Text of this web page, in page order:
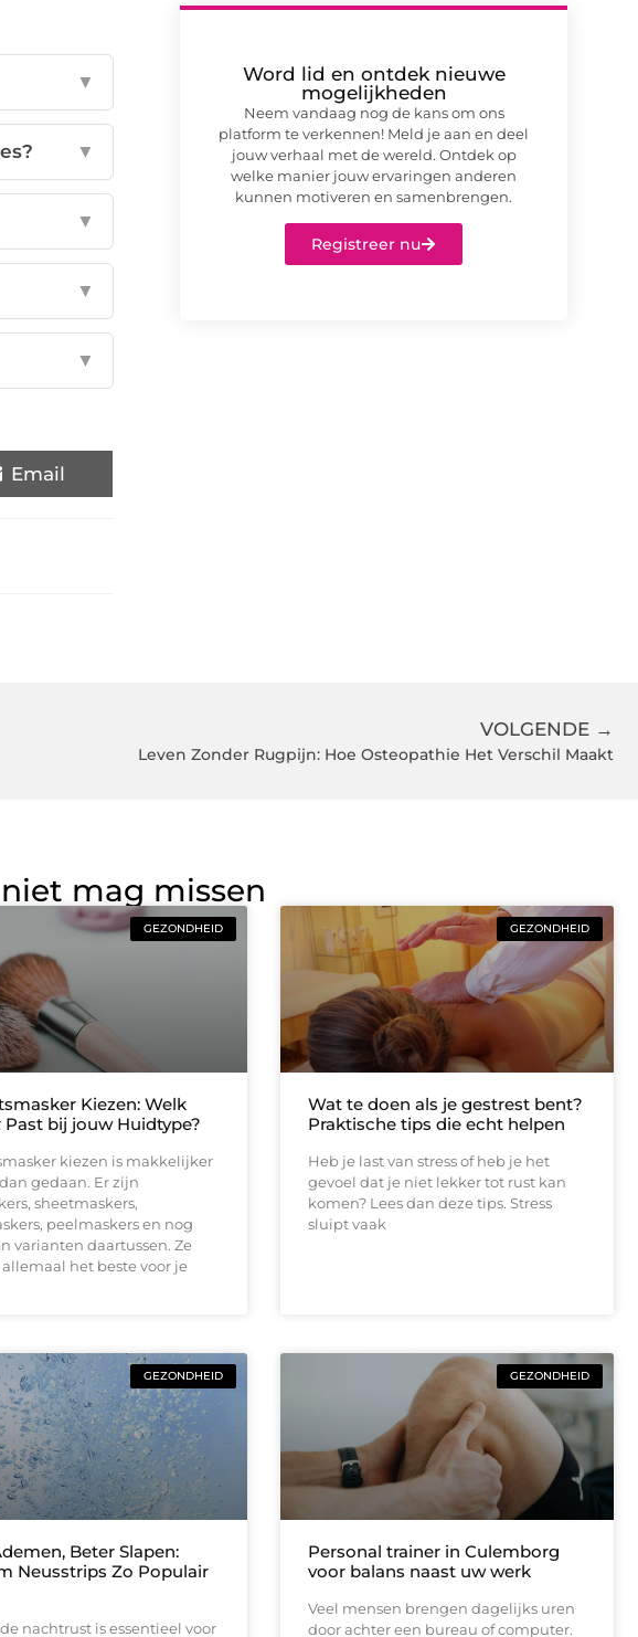
▼
▼
▼
▼
▼
Email
Word lid en ontdek nieuwe
mogelijkheden
Neem vandaag nog de kans om ons
platform te verkennen! Meld je aan en deel
jouw verhaal met de wereld. Ontdek op
welke manier jouw ervaringen anderen
kunnen motiveren en samenbrengen.
Registreer nu
VOLGENDE →
Leven Zonder Rugpijn: Hoe Osteopathie Het Verschil Maakt
mag missen
GEZONDHEID
Kiezen: Welk
Past bij jouw Huidtype?
kiezen is makkelijker
gedaan. Er zijn
sheetmaskers,
peelmaskers en nog
varianten daartussen. Ze
het beste voor je
GEZONDHEID
Wat te doen als je gestrest bent?
Praktische tips die echt helpen
Heb je last van stress of heb je het
gevoel dat je niet lekker tot rust kan
komen? Lees dan deze tips. Stress
sluipt vaak
GEZONDHEID
Beter Slapen:
Neusstrips Zo Populair
nachtrust is essentieel voor
GEZONDHEID
Personal trainer in Culemborg
voor balans naast uw werk
Veel mensen brengen dagelijks uren
door achter een bureau of computer.